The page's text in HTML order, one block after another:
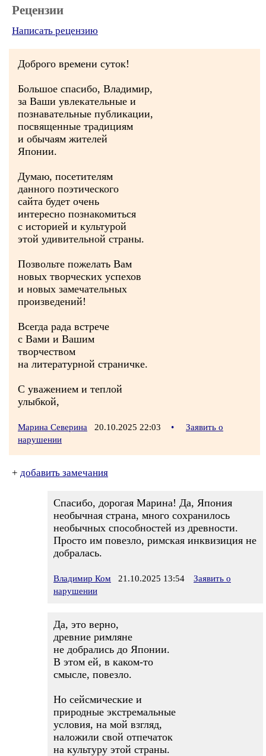
Рецензии
Написать рецензию
Доброго времени суток!
Большое спасибо, Владимир,
за Ваши увлекательные и
познавательные публикации,
посвященные традициям
и обычаям жителей
Японии.
Думаю, посетителям
данного поэтического
сайта будет очень
интересно познакомиться
с историей и культурой
этой удивительной страны.
Позвольте пожелать Вам
новых творческих успехов
и новых замечательных
произведений!
Всегда рада встрече
с Вами и Вашим
творчеством
на литературной страничке.
С уважением и теплой
улыбкой,
Марина Северина 20.10.2025 22:03 •
Заявить о
нарушении
+ добавить замечания
Спасибо, дорогая Марина! Да, Япония
необычная страна, много сохранилось
необычных способностей из древности.
Просто им повезло, римская инквизиция не
добралась.
Владимир Ком 21.10.2025 13:54
Заявить о
нарушении
Да, это верно,
древние римляне
не добрались до Японии.
В этом ей, в каком-то
смысле, повезло.
Но сейсмические и
природные экстремальные
условия, на мой взгляд,
наложили свой отпечаток
на культуру этой страны.